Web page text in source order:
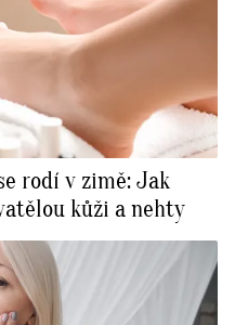
rodí v zimě: Jak
kůži a nehty